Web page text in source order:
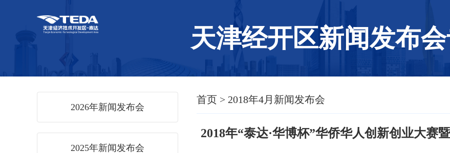
天津经开区新闻发布
2026年新闻发布会
2025年新闻发布会
首页 > 2018年4月新闻发布会
2018年“泰达·华博杯”华侨华人创新创业大赛